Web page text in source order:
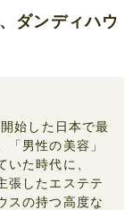
ダンディハウ
始した日本で最
男性の美容」
た時代に、
張したエステテ
スの持つ高度な